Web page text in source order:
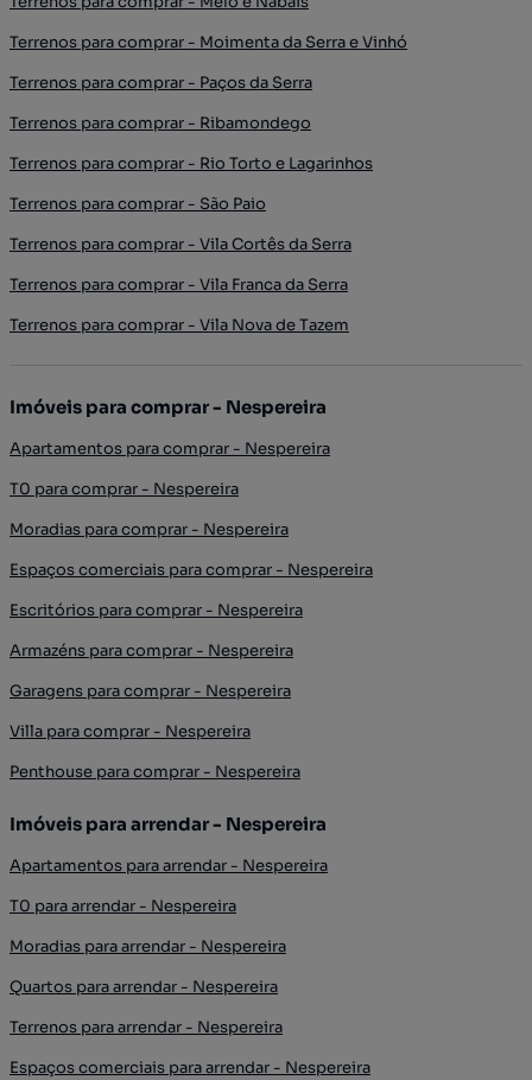
Terrenos para comprar - Moimenta da Serra e Vinhó
Terrenos para comprar - Paços da Serra
Terrenos para comprar - Ribamondego
Terrenos para comprar - Rio Torto e Lagarinhos
Terrenos para comprar - São Paio
Terrenos para comprar - Vila Cortês da Serra
Terrenos para comprar - Vila Franca da Serra
Terrenos para comprar - Vila Nova de Tazem
Imóveis para comprar - Nespereira
Apartamentos para comprar - Nespereira
T0 para comprar - Nespereira
Moradias para comprar - Nespereira
Espaços comerciais para comprar - Nespereira
Escritórios para comprar - Nespereira
Armazéns para comprar - Nespereira
Garagens para comprar - Nespereira
Villa para comprar - Nespereira
Penthouse para comprar - Nespereira
Imóveis para arrendar - Nespereira
Apartamentos para arrendar - Nespereira
T0 para arrendar - Nespereira
Moradias para arrendar - Nespereira
Quartos para arrendar - Nespereira
Terrenos para arrendar - Nespereira
Espaços comerciais para arrendar - Nespereira